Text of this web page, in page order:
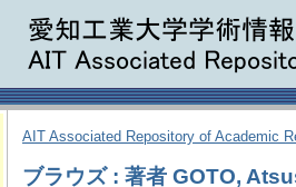
AIT Associated Repository of Academic
ブラウズ : 著者 GOTO,